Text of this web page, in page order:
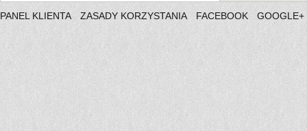
PANEL KLIENTA ZASADY KORZYSTANIA FACEBOOK GOOGLE+